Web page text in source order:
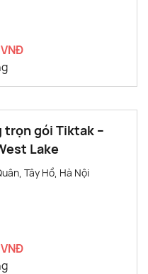
trọn gói Tiktak –
Lake
Tây Hồ, Hà Nội